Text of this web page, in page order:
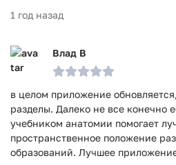
1 год назад
Влад В
в целом приложение
разделы. Далеко не все конечно
учебником анатомии помогает
пространственное положение
образований. Лучшее